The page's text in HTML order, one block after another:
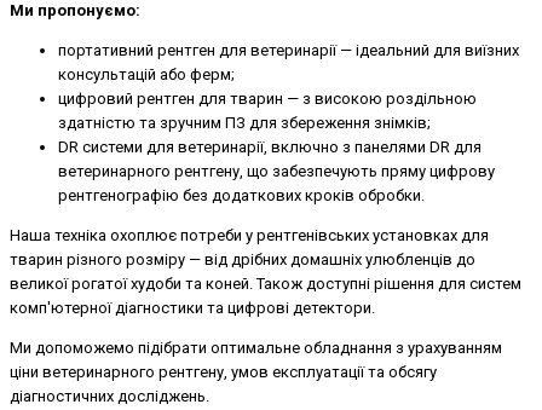
Ми пропонуємо:
портативний рентген для ветеринарії — ідеальний для виїзних
консультацій або ферм;
цифровий рентген для тварин — з високою роздільною
здатністю та зручним ПЗ для збереження знімків;
DR системи для ветеринарії, включно з панелями DR для
ветеринарного рентгену, що забезпечують пряму цифрову
рентгенографію без додаткових кроків обробки.
Наша техніка охоплює потреби у рентгенівських установках для
тварин різного розміру — від дрібних домашніх улюбленців до
великої рогатої худоби та коней. Також доступні рішення для систем
комп'ютерної діагностики та цифрові детектори.
Ми допоможемо підібрати оптимальне обладнання з урахуванням
ціни ветеринарного рентгену, умов експлуатації та обсягу
діагностичних досліджень.